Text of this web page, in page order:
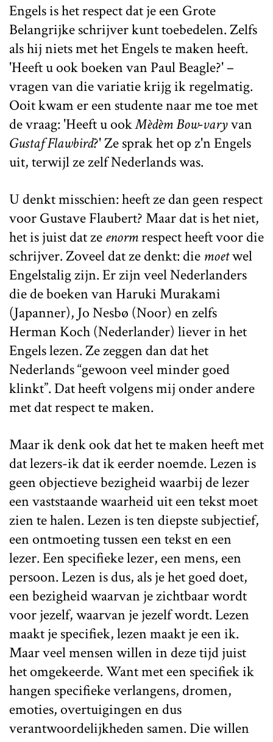
Engels is het respect dat je een Grote
Belangrijke schrijver kunt toebedelen. Zelfs
als hij niets met het Engels te maken heeft.
'Heeft u ook boeken van Paul Beagle?' –
vragen van die variatie krijg ik regelmatig.
Ooit kwam er een studente naar me toe met
de vraag: 'Heeft u ookMèdèm Bow-varyvan
Gustaf Flawbird?' Ze sprak het op z'n Engels
uit, terwijl ze zelf Nederlands was.
U denkt misschien: heeft ze dan geen respect
voor Gustave Flaubert? Maar dat is het niet,
het is juist dat zeenormrespect heeft voor die
schrijver. Zoveel dat ze denkt: die moetwel
Engelstalig zijn. Er zijn veel Nederlanders
die de boeken van Haruki Murakami
(Japanner), Jo Nesbø (Noor) en zelfs
Herman Koch (Nederlander) liever in het
Engels lezen. Ze zeggen dan dat het
Nederlands “gewoon veel minder goed
klinkt”. Dat heeft volgens mij onder andere
met dat respect te maken.
Maar ik denk ook dat het te maken heeft met
dat lezers-ik dat ik eerder noemde. Lezen is
geen objectieve bezigheid waarbij de lezer
een vaststaande waarheid uit een tekst moet
zien te halen. Lezen is ten diepste subjectief,
een ontmoeting tussen een tekst en een
lezer. Een specifieke lezer, een mens, een
persoon. Lezen is dus, als je het goed doet,
een bezigheid waarvan je zichtbaar wordt
voor jezelf, waarvan je jezelf wordt. Lezen
maakt je specifiek, lezen maakt je een ik.
Maar veel mensen willen in deze tijd juist
het omgekeerde. Want met een specifiek ik
hangen specifieke verlangens, dromen,
emoties, overtuigingen en dus
verantwoordelijkheden samen. Die willen